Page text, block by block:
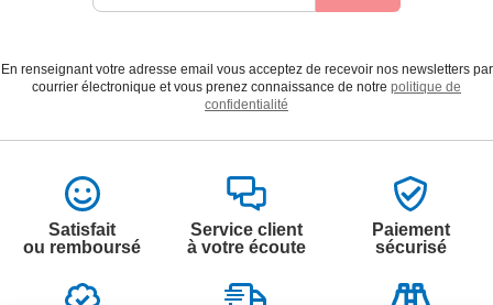
En renseignant votre adresse email vous acceptez de recevoir nos newsletters par
courrier électronique et vous prenez connaissance de notre politique de
confidentialité
Satisfait
ou remboursé
Service client
à votre écoute
Paiement
sécurisé